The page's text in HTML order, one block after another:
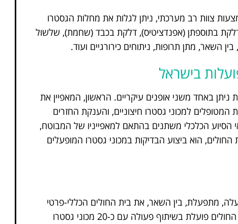
צוות רב מערכתי, ניתן לגלות את מחלות הגסטרו
בתוספתן (אפנדציטיס), דלקת בכבד (שחמת), שלשול
השאר, מתן תרופות, ניתוחים כירורגיים ועוד.
בישראל
ניתן באחד משני אופנים עיקריים. הראשון, המאפיין את
למכוני גסטרו חיצוניים, והענקת החזרים
הסיוע הכלכלי משתנים בהתאם למאפייניו של המבוטח,
הוא ביצוע הבדיקות במכוני גסטרו המופעלים
מתפעלת, בין השאר, את בית החולים הכללי-פרטי
משגב לדך, בו פועל, בין השאר, גם מכון גסטרו. קופת החולים פועלת בשיתוף פעולה עם כ-20 מכוני גסטרו